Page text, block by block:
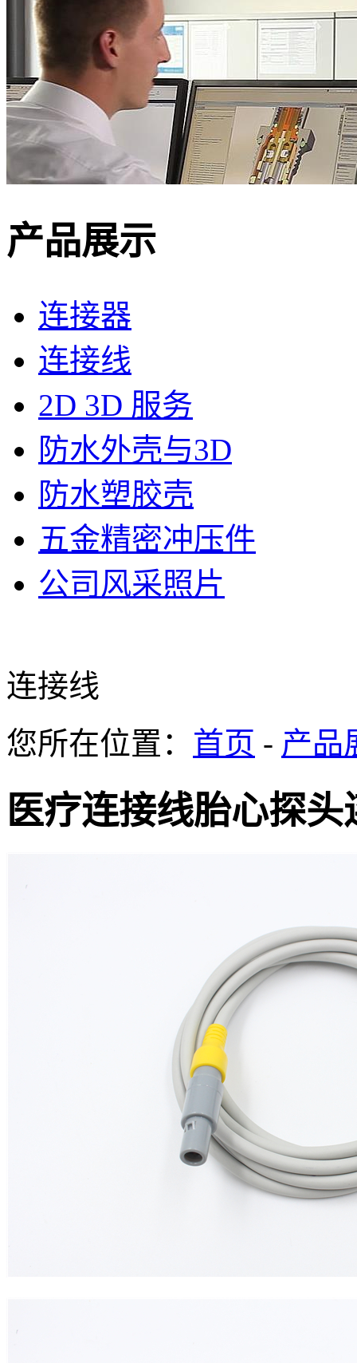
产品展示
连接器
连接线
2D 3D 服务
防水外壳与3D
防水塑胶壳
五金精密冲压件
公司风采照片
连接线
您所在位置： 首页 - 产品
医疗连接线胎心探头